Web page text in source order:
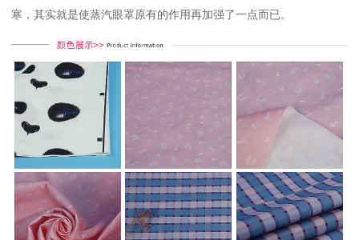
寒，其实就是使蒸汽眼罩原有的作用再加强了一点而已。